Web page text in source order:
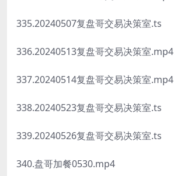
335.20240507复盘哥交易决策室.ts
336.20240513复盘哥交易决策室.mp4
337.20240514复盘哥交易决策室.mp4
338.20240523复盘哥交易决策室.ts
339.20240526复盘哥交易决策室.ts
340.盘哥加餐0530.mp4